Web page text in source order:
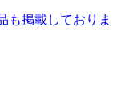
も掲載しておりま